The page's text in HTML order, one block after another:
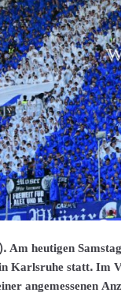
heutigen
Karlsruhe statt. Im
angemessenen